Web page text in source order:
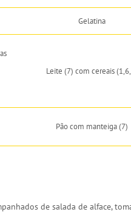
Gelatina
Leite (7) com cereais
Pão com manteiga (7)
de salada de alface,